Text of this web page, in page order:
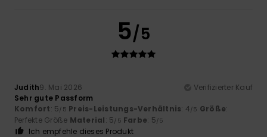
5/5
Judith9. Mai 2026
Verifizierter Kauf
Sehr gute Passform
Komfort: 5/5 Preis-Leistungs-Verhältnis: 4/5 Größe:
Perfekte Größe Material: 5/5 Farbe: 5/5
Ich empfehle dieses Produkt